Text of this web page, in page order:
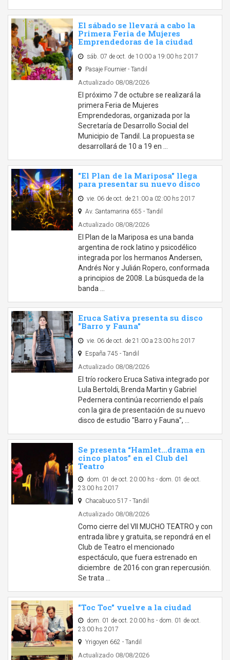
El sábado se llevará a cabo la
Primera Feria de Mujeres
Emprendedoras de la ciudad
sáb. 07 de oct. de 10:00 a 19:00 hs 2017
Pasaje Fournier - Tandil
Actualizado 08/08/2026
El próximo 7 de octubre se realizará la
primera Feria de Mujeres
Emprendedoras, organizada por la
Secretaría de Desarrollo Social del
Municipio de Tandil. La propuesta se
desarrollará de 10 a 19 en …
"El Plan de la Mariposa" llega
para presentar su nuevo disco
vie. 06 de oct. de 21:00 a 02:00 hs 2017
Av. Santamarina 655 - Tandil
Actualizado 08/08/2026
El Plan de la Mariposa es una banda
argentina de rock latino y psicodélico
integrada por los hermanos Andersen,
Andrés Nor y Julián Ropero, conformada
a principios de 2008. La búsqueda de la
banda …
Eruca Sativa presenta su disco
"Barro y Fauna"
vie. 06 de oct. de 21:00 a 23:00 hs 2017
España 745 - Tandil
Actualizado 08/08/2026
El trío rockero Eruca Sativa integrado por
Lula Bertoldi, Brenda Martin y Gabriel
Pedernera continúa recorriendo el país
con la gira de presentación de su nuevo
disco de estudio "Barro y Fauna", …
Se presenta “Hamlet…drama en
cinco platos” en el Club del
Teatro
dom. 01 de oct. 20:00 hs - dom. 01 de oct.
23:00 hs 2017
Chacabuco 517 - Tandil
Actualizado 08/08/2026
Como cierre del VII MUCHO TEATRO y con
entrada libre y gratuita, se repondrá en el
Club de Teatro el mencionado
espectáculo, que fuera estrenado en
diciembre de 2016 con gran repercusión.
Se trata …
"Toc Toc" vuelve a la ciudad
dom. 01 de oct. 20:00 hs - dom. 01 de oct.
23:00 hs 2017
Yrigoyen 662 - Tandil
Actualizado 08/08/2026